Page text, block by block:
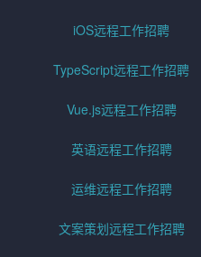
iOS远程工作招聘
TypeScript远程工作招聘
Vue.js远程工作招聘
英语远程工作招聘
运维远程工作招聘
文案策划远程工作招聘